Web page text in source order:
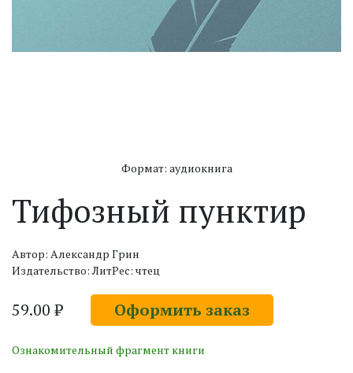
Формат: аудиокнига
Тифозный пунктир
Автор: Александр Грин
Издательство: ЛитРес: чтец
59.00 ₽ Оформить заказ
Ознакомительный фрагмент книги